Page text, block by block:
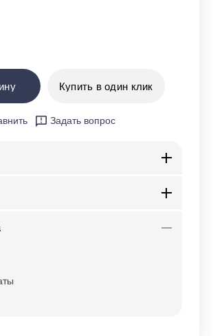
Купить в один клик
Задать вопрос